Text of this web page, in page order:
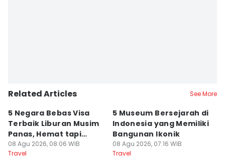
Related Articles See More
5 Negara Bebas Visa
Terbaik Liburan Musim
Panas, Hemat tapi
Mewah!
08 Agu 2026, 08:06 WIB
Travel
5 Museum Bersejarah di
Indonesia yang Memiliki
Bangunan Ikonik
08 Agu 2026, 07:16 WIB
Travel